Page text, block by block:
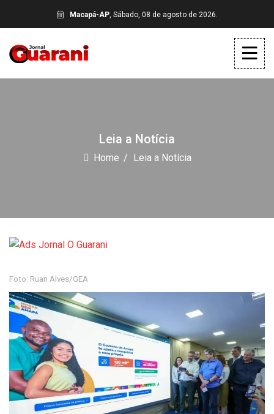
Macapá-AP, Sábado, 08 de agosto de 2026.
Leia a Notícia
Home Leia a Notícia
Foto: Ruan Alves/GEA